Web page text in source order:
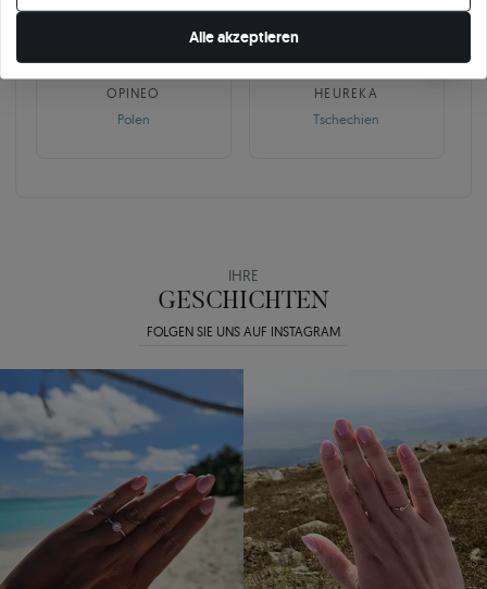
10 468
OPINEO
Polen
252
HEUREKA
Tschechien
IHRE
GESCHICHTEN
FOLGEN SIE UNS AUF INSTAGRAM
Alle akzeptieren